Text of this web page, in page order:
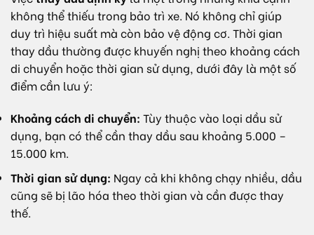
không thể thiếu trong bảo trì xe. Nó không chỉ giúp
duy trì hiệu suất mà còn bảo vệ động cơ. Thời gian
thay dầu thường được khuyến nghị theo khoảng cách
di chuyển hoặc thời gian sử dụng, dưới đây là một số
điểm cần lưu ý:
Khoảng cách di chuyển: Tùy thuộc vào loại dầu sử
dụng, bạn có thể cần thay dầu sau khoảng 5.000 –
15.000 km.
Thời gian sử dụng: Ngay cả khi không chạy nhiều, dầu
cũng sẽ bị lão hóa theo thời gian và cần được thay
thế.